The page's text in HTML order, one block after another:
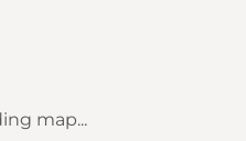
map...